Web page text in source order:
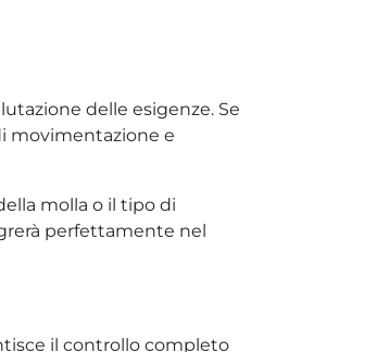
delle esigenze. Se
movimentazione e
molla o il tipo di
perfettamente nel
il controllo completo